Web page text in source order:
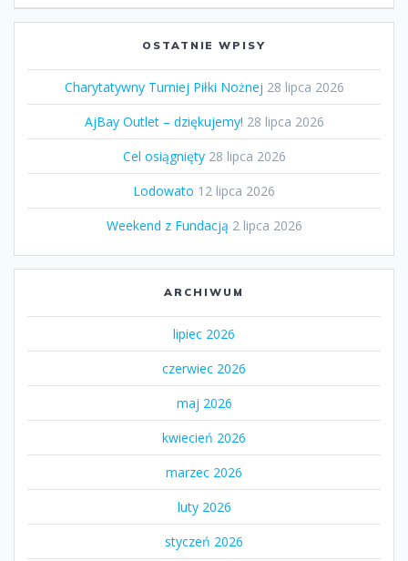
OSTATNIE WPISY
Charytatywny Turniej Piłki Nożnej 28 lipca 2026
AjBay Outlet – dziękujemy! 28 lipca 2026
Cel osiągnięty 28 lipca 2026
Lodowato 12 lipca 2026
Weekend z Fundacją 2 lipca 2026
ARCHIWUM
lipiec 2026
czerwiec 2026
maj 2026
kwiecień 2026
marzec 2026
luty 2026
styczeń 2026